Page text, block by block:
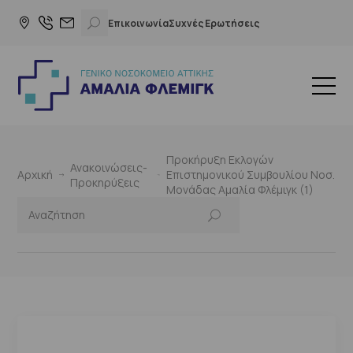
ΕπικοινωνίαΣυχνές Ερωτήσεις
Αρχική
Ανακοινώσεις-
Προκηρύξεις
Προκήρυξη Εκλογών
Επιστημονικού Συμβουλίου Νοσ.
Μονάδας Αμαλία Φλέμιγκ (1)